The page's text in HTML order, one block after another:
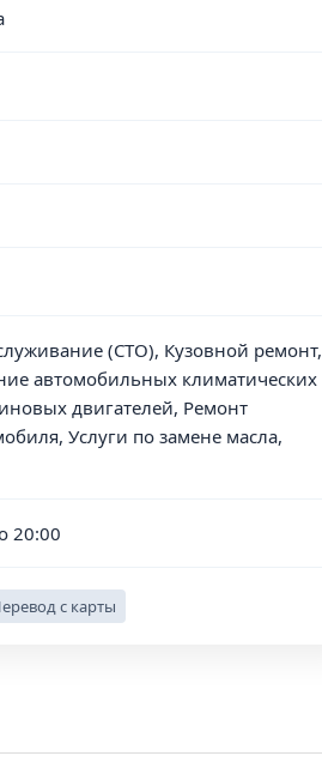
(СТО), Кузовной ремонт,
автомобильных климатических
двигателей, Ремонт
Услуги по замене масла,
20:00
с карты